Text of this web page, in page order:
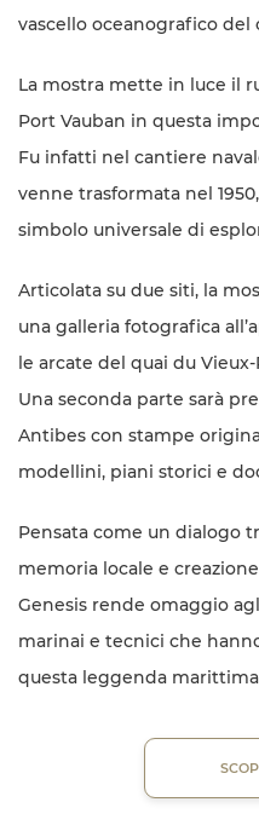
vascello oceanografico del
La mostra mette in luce il
Port Vauban in questa
Fu infatti nel cantiere
venne trasformata nel
simbolo universale di
Articolata su due siti, la
una galleria fotografica
le arcate del quai du
Una seconda parte sarà
Antibes con stampe
modellini, piani storici e
Pensata come un dialogo
memoria locale e
Genesis rende omaggio
marinai e tecnici che
questa leggenda